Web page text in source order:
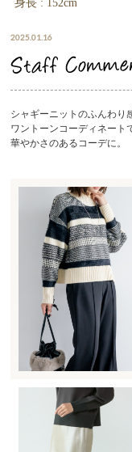
身長 : 152cm
2025.01.16
シャギーニットのふんわり
ワントーンコーディネート
華やかさのあるコーデに。